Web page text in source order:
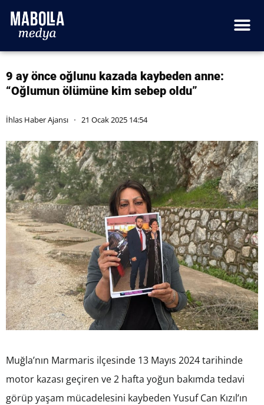
9 ay önce oğlunu kazada kaybeden anne:
“Oğlumun ölümüne kim sebep oldu”
İhlas Haber Ajansı 21 Ocak 2025 14:54
Muğla’nın Marmaris ilçesinde 13 Mayıs 2024 tarihinde
motor kazası geçiren ve 2 hafta yoğun bakımda tedavi
görüp yaşam mücadelesini kaybeden Yusuf Can Kızıl’ın